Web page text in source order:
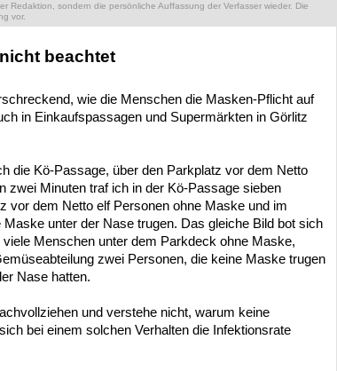
Redaktion, sondern die persönliche Auffassung der Verfasser wieder. Die
vor.
beachtet
wie die Menschen die Masken-Pflicht auf
in Einkaufspassagen und Supermärkten in Görlitz
die Kö-Passage, über den Parkplatz vor dem Netto
zwei Minuten traf ich in der Kö-Passage sieben
vor dem Netto elf Personen ohne Maske und im
unter der Nase trugen. Das gleiche Bild bot sich
Menschen unter dem Parkdeck ohne Maske,
zwei Personen, die keine Maske trugen
Nase hatten.
und verstehe nicht, warum keine
bei einem solchen Verhalten die Infektionsrate